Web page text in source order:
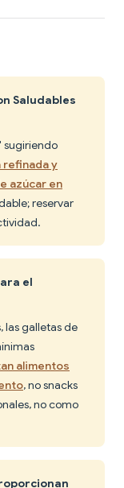
Saludables
sugiriendo
refinada y
azúcar en
reservar
el
las galletas de
alimentos
, no snacks
no como